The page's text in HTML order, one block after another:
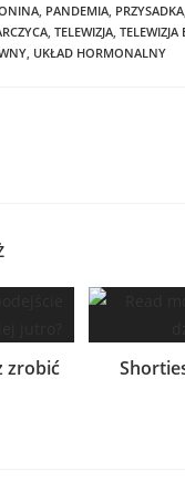
PANDEMIA PRZYSADKA
TELEWIZJA TELEWIZJA
UKŁAD HORMONALNY
zrobić